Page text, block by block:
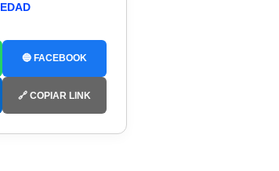
🔵 FACEBOOK
🔗 COPIAR LINK